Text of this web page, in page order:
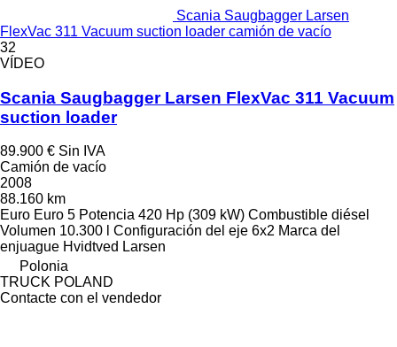
Scania Saugbagger Larsen
FlexVac 311 Vacuum suction loader camión de vacío
32
VÍDEO
Scania Saugbagger Larsen FlexVac 311 Vacuum
suction loader
89.900 € Sin IVA
Camión de vacío
2008
88.160 km
Euro Euro 5 Potencia 420 Hp (309 kW) Combustible diésel
Volumen 10.300 l Configuración del eje 6x2 Marca del
enjuague Hvidtved Larsen
Polonia
TRUCK POLAND
Contacte con el vendedor